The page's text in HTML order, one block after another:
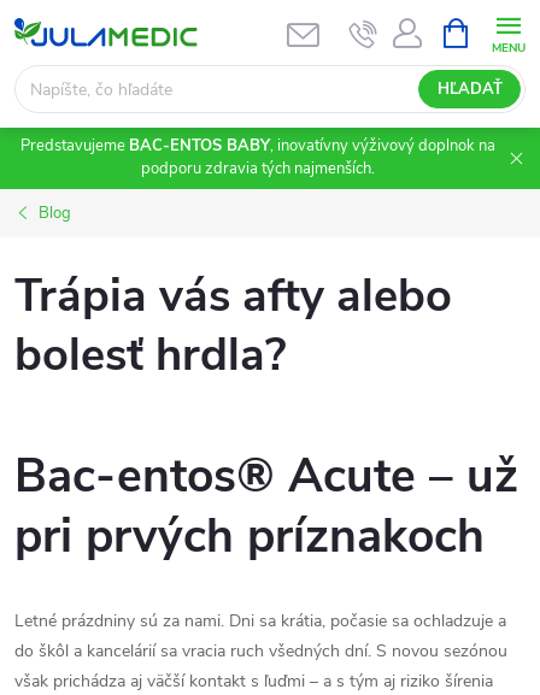
Prejsť
na
obsah
HĽADAŤ
KOŠÍK
Predstavujeme BAC-ENTOS BABY, inovatívny výživový doplnok na
podporu zdravia tých najmenších.
Blog
Trápia vás afty alebo
bolesť hrdla?
Bac-entos® Acute – už
pri prvých príznakoch
Letné prázdniny sú za nami. Dni sa krátia, počasie sa ochladzuje a
do škôl a kancelárií sa vracia ruch všedných dní. S novou sezónou
však prichádza aj väčší kontakt s ľuďmi – a s tým aj riziko šírenia